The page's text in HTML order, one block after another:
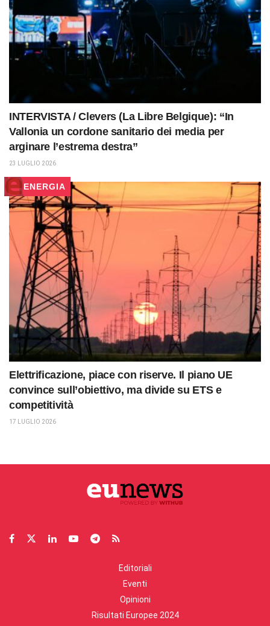
INTERVISTA / Clevers (La Libre Belgique): “In
Vallonia un cordone sanitario dei media per
arginare l’estrema destra”
23 LUGLIO 2026
ENERGIA
Elettrificazione, piace con riserve. Il piano UE
convince sull’obiettivo, ma divide su ETS e
competitività
17 LUGLIO 2026
Editoriali
Eventi
Opinioni
Risultati Europee 2024